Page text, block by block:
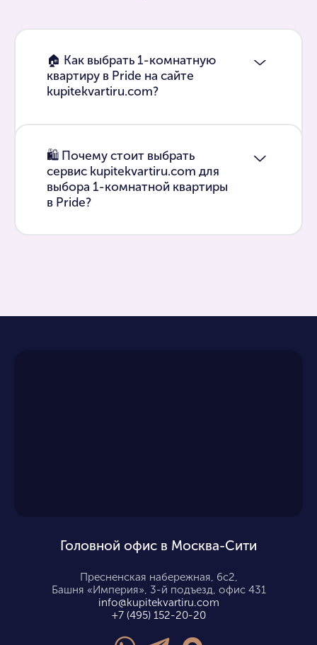
🏠 Как выбрать 1-комнатную
квартиру в Pride на сайте
kupitekvartiru.com?
🛍 Почему стоит выбрать
сервис kupitekvartiru.com для
выбора 1-комнатной квартиры
в Pride?
Головной офис в Москва-Сити
Пресненская набережная, 6с2,
Башня «Империя», 3-й подъезд, офис 431
info@kupitekvartiru.com
+7 (495) 152-20-20